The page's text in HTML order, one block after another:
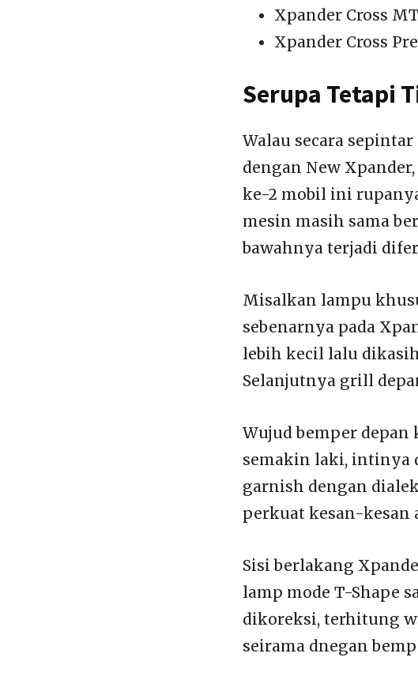
Xpander Cross
Xpander Cross
Serupa Tetapi
Walau secara
dengan New
ke-2 mobil ini
mesin masih sama
bawahnya terjadi
Misalkan lampu
sebenarnya pada
lebih kecil lalu
Selanjutnya grill
Wujud bemper
semakin laki, intinya
garnish dengan
perkuat kesan-kesan
Sisi berlakang
lamp mode T-Shape
dikoreksi, terhitung
seirama dnegan